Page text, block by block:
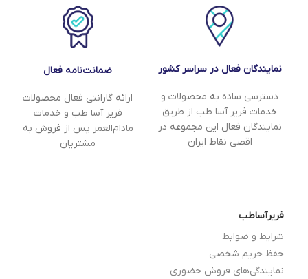
نمایندگان فعال در سراسر کشور
دسترسی ساده به محصولات و
خدمات فریر آسا طب از طریق
نمایندگان فعال این مجموعه در
اقصی نقاط ایران
ضمانت‌نامه فعال
ارائه گارانتی فعال محصولات
فریر آسا طب و خدمات
مادام‌العمر پس از فروش به
مشتریان
فریرآساطب
شرایط و ضوابط
حفظ حریم شخصی
نمایندگی‌های فروش حضوری